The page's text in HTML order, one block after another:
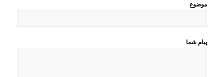
موضوع
پیام شما